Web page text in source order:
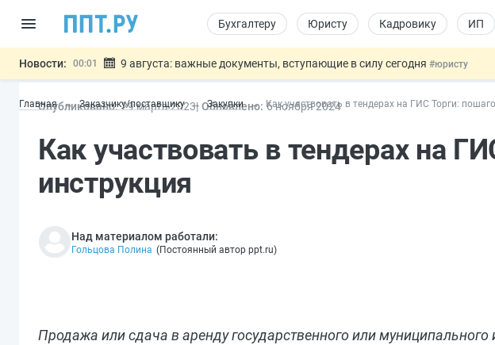
Бухгалтеру Юристу Кадровику ИП
Новости: 00:01 9 августа: важные документы, вступающие в силу сегодня #юристу
07.08 Дистанционную работу беременных пропишут в ТК РФ#кадровику
07.08
Важно Разработают единые критерии трудовых и ГПХ-отношений
Главная Заказчику/поставщику Закупки Как участвовать в тендерах на ГИС Торги:
Опубликовано: 29 марта2023 Обновлено: 6 ноября2024
Как участвовать в тендерах на
инструкция
Над материалом работали:
Гольцова Полина (Постоянный автор ppt.ru)
Продажа или сдача в аренду государственного или